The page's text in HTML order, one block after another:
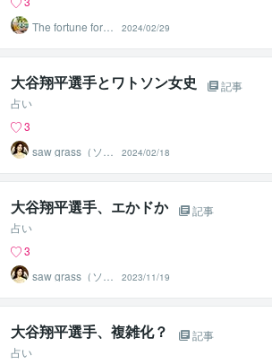
The fortune forec
2024/02/29
大谷翔平選手とワトソン女史
記事
占い
3
saw grass（ソー
グラス）
2024/02/18
大谷翔平選手、エかドか
記事
占い
3
saw grass（ソー
グラス）
2023/11/19
大谷翔平選手、複雑化？
記事
占い